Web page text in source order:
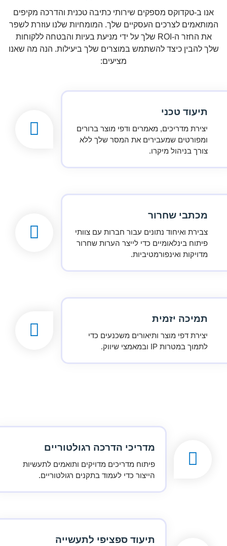
אנו ב-טקדוקס מספקים שירותי כתיבה טכנית והדרכה מקיפים
המותאמים לצרכים העסקיים שלך. המומחיות שלנו עוזרת לשפר
את החזר ה-ROI שלך על ידי מניעת בעיות והבטחה ללקוחות
שלך להבין כיצד להשתמש במוצרים שלך ביעילות. הנה מה שאנו
מציעים:
תיעוד טכני
יצירת מדריכים, מאמרים ודפי מוצר ברורים
ומפורטים שמעבירים את המסר שלך ללא
צורך בניהול מיקרו.
מכתבי שחרור
צבירת ואיחוד נתונים עבור חברות עם צוותי
פיתוח בינלאומיים כדי לייצר הערות שחרור
מדויקות ואינפורמטיביות.
תמיכה יזמית
יצירת דפי מוצר ותיאורים משכנעים כדי
לתמוך במטרות IP ובמאמצי שיווק.
מדריכי הדרכה רגולטוריים
פיתוח מדריכים מדויקים ותואמים לתעשיות
הייצור כדי לעמוד בתקנים רגולטוריים.
תיעוד ספציפי לתעשייה